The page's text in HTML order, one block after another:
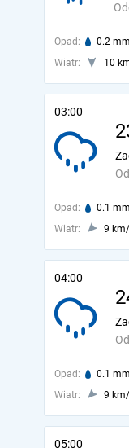
Opad: 0.2 mm
Wiatr:
10
03:00
Opad: 0.1 mm
Wiatr:
9
04:00
Opad: 0.1 mm
Wiatr:
9
05:00